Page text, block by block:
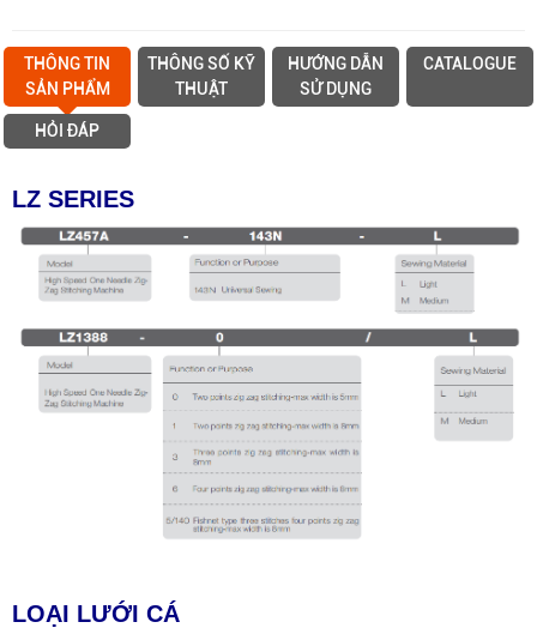
THÔNG TIN
SẢN PHẨM
THÔNG SỐ KỸ
THUẬT
HƯỚNG DẪN
SỬ DỤNG
CATALOGUE
HỎI ĐÁP
LZ SERIES
LOẠI LƯỚI CÁ